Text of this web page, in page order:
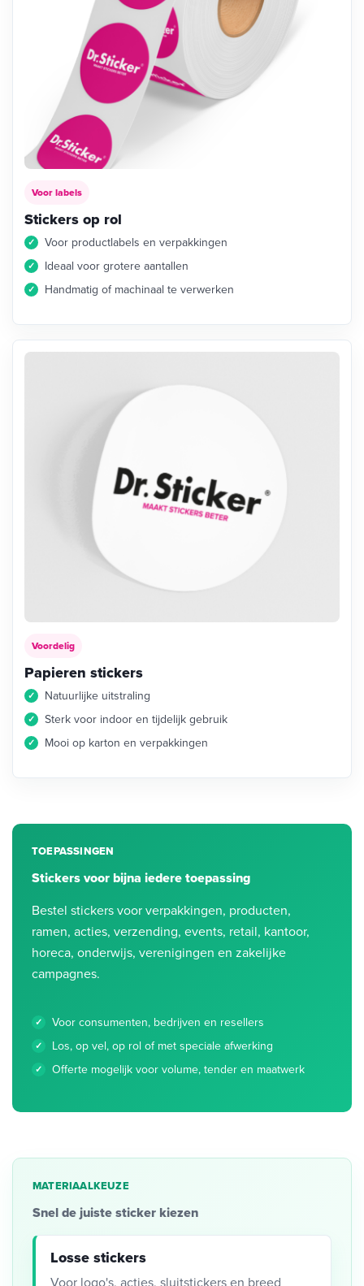
Voor labels
Stickers op rol
Voor productlabels en verpakkingen
Ideaal voor grotere aantallen
Handmatig of machinaal te verwerken
Voordelig
Papieren stickers
Natuurlijke uitstraling
Sterk voor indoor en tijdelijk gebruik
Mooi op karton en verpakkingen
TOEPASSINGEN
Stickers voor bijna iedere toepassing
Bestel stickers voor verpakkingen, producten,
ramen, acties, verzending, events, retail, kantoor,
horeca, onderwijs, verenigingen en zakelijke
campagnes.
Voor consumenten, bedrijven en resellers
Los, op vel, op rol of met speciale afwerking
Offerte mogelijk voor volume, tender en maatwerk
MATERIAALKEUZE
Snel de juiste sticker kiezen
Losse stickers